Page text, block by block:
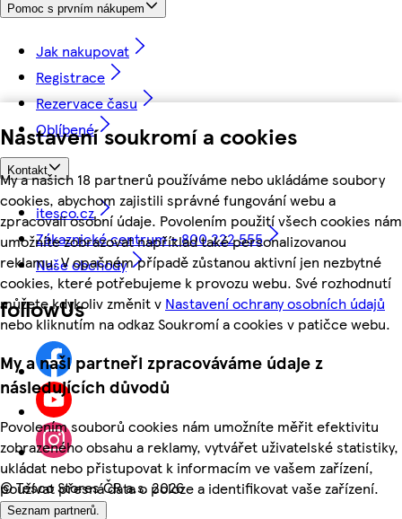
Nastavení soukromí a cookies
My a našich 18 partnerů používáme nebo ukládáme soubory
cookies, abychom zajistili správné fungování webu a
zpracovali osobní údaje. Povolením použití všech cookies nám
umožníte zobrazovat například také personalizovanou
reklamu. V opačném případě zůstanou aktivní jen nezbytné
cookies, které potřebujeme k provozu webu. Své rozhodnutí
můžete kdykoliv změnit v Nastavení ochrany osobních údajů
nebo kliknutím na odkaz Soukromí a cookies v patičce webu.
My a naši partneři zpracováváme údaje z
následujících důvodů
Povolením souborů cookies nám umožníte měřit efektivitu
zobrazeného obsahu a reklamy, vytvářet uživatelské statistiky,
ukládat nebo přistupovat k informacím ve vašem zařízení,
používat přesná data o poloze a identifikovat vaše zařízení.
Seznam partnerů.
Pomoc s prvním nákupem
Jak nakupovat
Registrace
Rezervace času
Oblíbené
Kontakt
itesco.cz
Zákaznické centrum - 800 222 555
Naše obchody
followUs
©Tesco Stores ČR a.s. 2026